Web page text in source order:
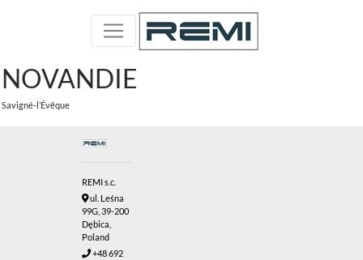
NOVANDIE
Savigné-l’Évêque
REMI s.c.
ul. Leśna
99G, 39-200
Dębica,
Poland
+48 692